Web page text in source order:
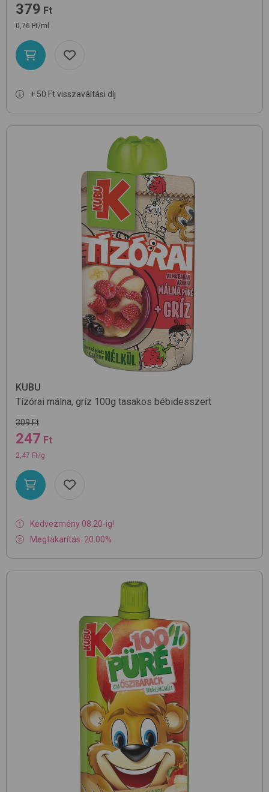
379 Ft
0,76 Ft/ml
+ 50 Ft visszaváltási díj
KUBU
Tízórai málna, gríz 100g tasakos bébidesszert
309 Ft
247 Ft
2,47 Ft/g
Kedvezmény 08.20-ig!
Megtakarítás: 20.00%